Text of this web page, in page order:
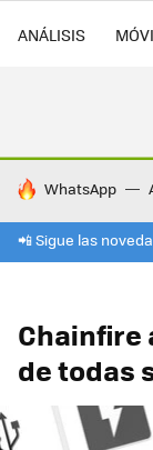
ANÁLISIS
HOY SE HABLA
WhatsApp
📲 Sigue las
Chainfire
de todas